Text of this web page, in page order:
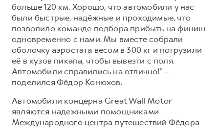
больше 120 км. Хорошо, что автомобили у нас
были быстрые, надёжные и проходимые, что
позволило команде подбора прибыть на финиш
одновременно с нами. Мы вместе собрали
оболочку аэростата весом в 300 кг и погрузили
её в кузов пикапа, чтобы вывезти с поля.
Автомобили справились на отлично!” –
поделился Фёдор Конюхов.
Автомобили концерна Great Wall Motor
являются надежными помощниками
Международного центра путешествий Фёдора